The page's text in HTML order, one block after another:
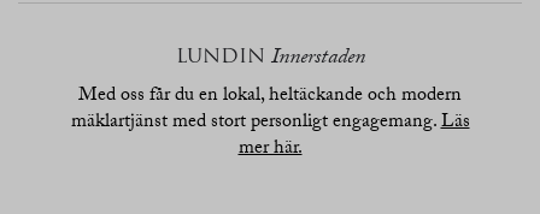
LUNDIN Innerstaden
Med oss får du en lokal, heltäckande och modern
mäklartjänst med stort personligt engagemang.Läs
mer här.